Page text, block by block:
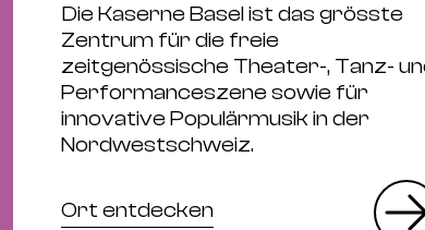
Die Kaserne Basel ist das grösste
Zentrum für die freie
zeitgenössische Theater-, Tanz-
Performanceszene sowie für
innovative Populärmusik in der
Nordwestschweiz.
Ort entdecken